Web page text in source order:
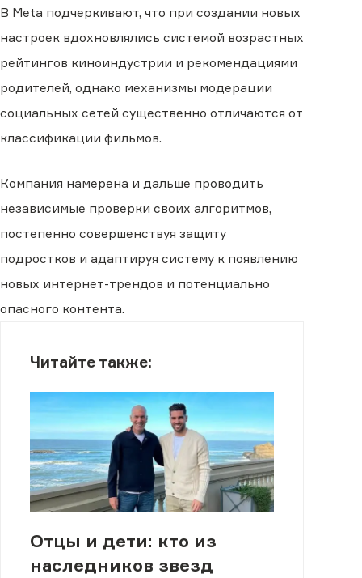
В Meta подчеркивают, что при создании новых
настроек вдохновлялись системой возрастных
рейтингов киноиндустрии и рекомендациями
родителей, однако механизмы модерации
социальных сетей существенно отличаются от
классификации фильмов.
Компания намерена и дальше проводить
независимые проверки своих алгоритмов,
постепенно совершенствуя защиту
подростков и адаптируя систему к появлению
новых интернет-трендов и потенциально
опасного контента.
Читайте также:
Отцы и дети: кто из
наследников звезд